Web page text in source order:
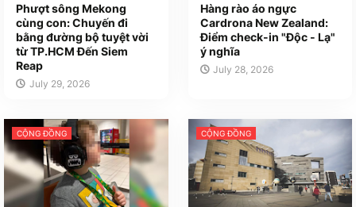
Phượt sông Mekong
cùng con: Chuyến đi
bằng đường bộ tuyệt vời
từ TP.HCM Đến Siem
Reap
July 29, 2026
Hàng rào áo ngực
Cardrona New Zealand:
Điểm check-in "Độc - Lạ"
ý nghĩa
July 28, 2026
CỘNG ĐỒNG CỘNG ĐỒNG